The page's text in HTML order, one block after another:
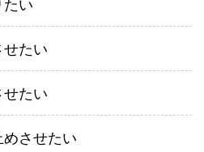
たい
たい
たい
させたい